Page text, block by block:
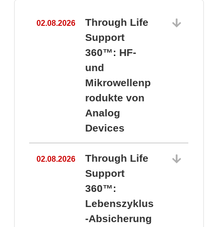
02.08.2026
Through Life
Support
360™: HF-
und
Mikrowellenp
rodukte von
Analog
Devices
02.08.2026
Through Life
Support
360™:
Lebenszyklus
-Absicherung